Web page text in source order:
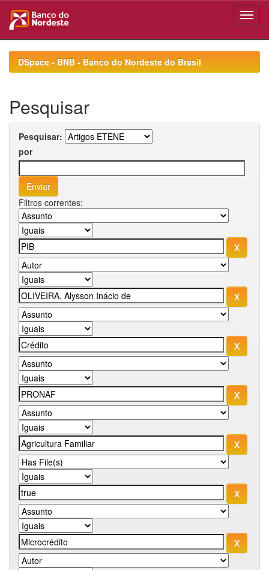
navigationDSpace - BNB - Banco do Nordeste do Brasil
Pesquisar
Pesquisar:
por
Filtros correntes: